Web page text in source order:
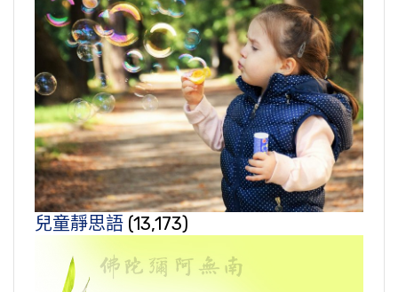
兒童靜思語 (13,173)